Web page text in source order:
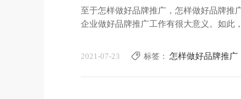
至于怎样做好品牌推广，怎样做好品牌推
企业做好品牌推广工作有很大意义。如此
出击，借助各种营销渠道，将品牌推广出
2021-07-23 标签： 怎样做好品牌推广